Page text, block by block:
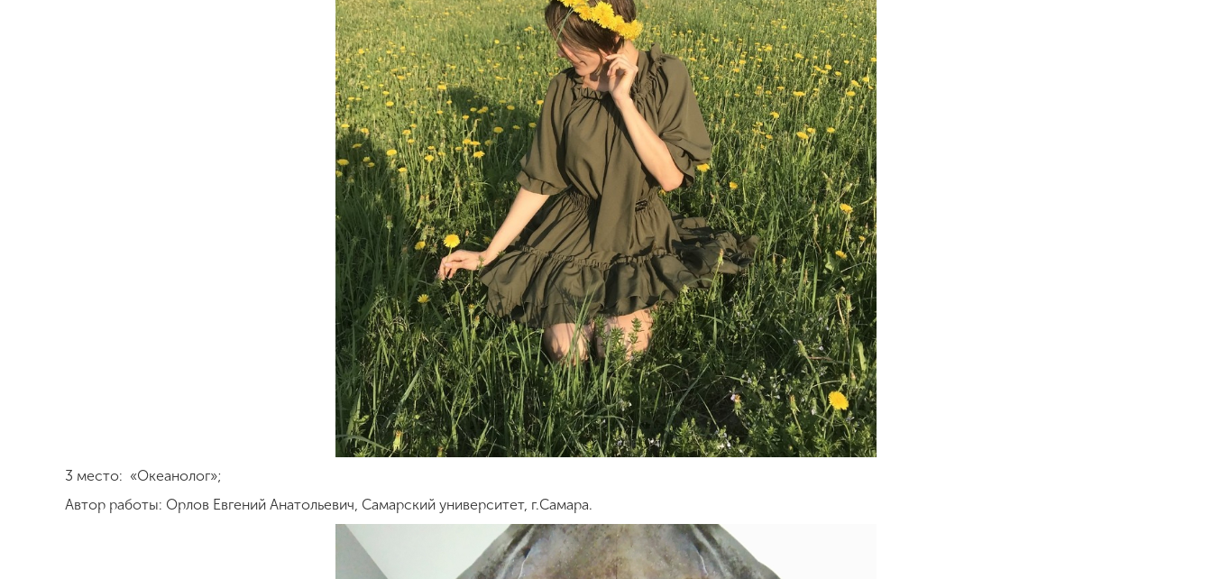
3 место: «Океанолог»;
Автор работы: Орлов Евгений Анатольевич, Самарский университет, г.Самара.